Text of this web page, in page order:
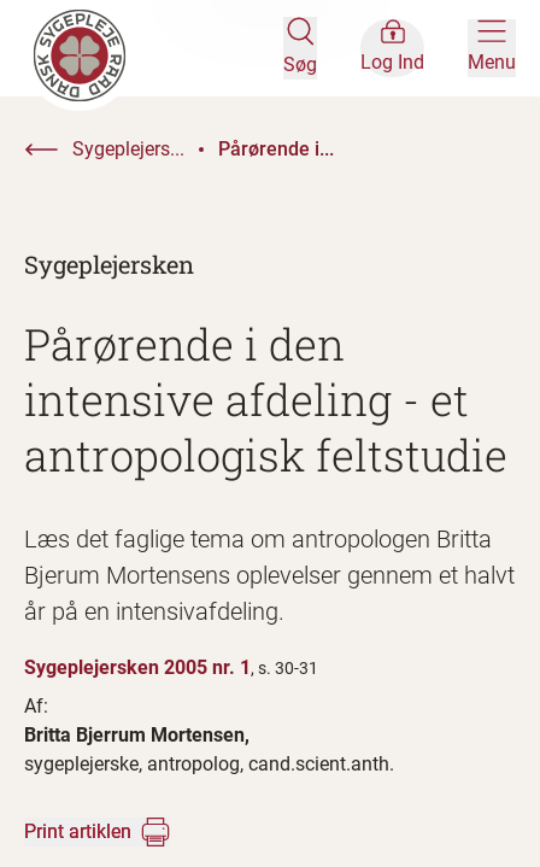
Søg Log Ind Menu
Sygeplejers... Pårørende i...
Sygeplejersken
Pårørende i den
intensive afdeling - et
antropologisk feltstudie
Læs det faglige tema om antropologen Britta
Bjerum Mortensens oplevelser gennem et halvt
år på en intensivafdeling.
Sygeplejersken 2005 nr. 1, s. 30-31
Af:
Britta Bjerrum Mortensen,
sygeplejerske, antropolog, cand.scient.anth.
Print artiklen